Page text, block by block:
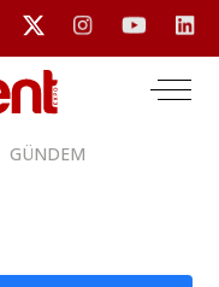
GÜNDEM